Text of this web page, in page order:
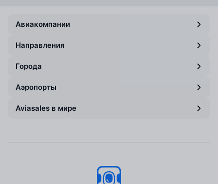
Авиакомпании
Направления
Города
Аэропорты
Aviasales в мире